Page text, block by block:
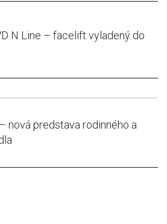
N Line – facelift vyladený do
nová predstava rodinného a